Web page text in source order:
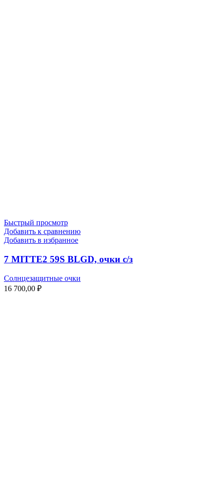
Быстрый просмотр
Добавить к сравнению
Добавить в избранное
7 MITTE2 59S BLGD, очки с/з
Солнцезащитные очки
16 700,00 ₽